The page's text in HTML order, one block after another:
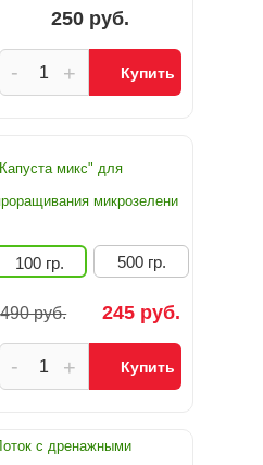
250 руб.
+
- Купить
микс" для
микрозелени
100 гр. 500 гр.
490 руб. 245 руб.
+
- Купить
с дренажными